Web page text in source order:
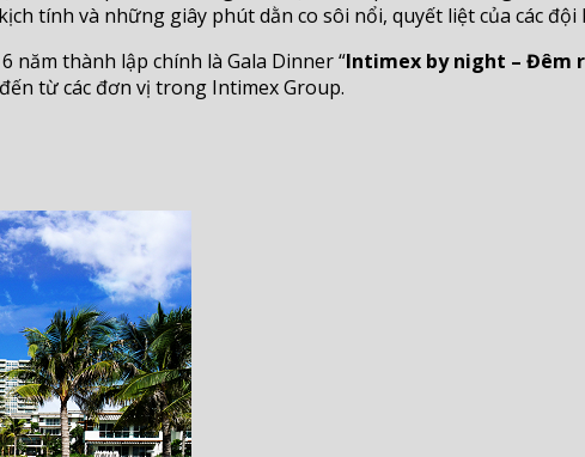
tính và những giây phút dằn co sôi nổi, quyết liệt của các
năm thành lập chính là Gala Dinner “Intimex by night – Đêm
từ các đơn vị trong Intimex Group.